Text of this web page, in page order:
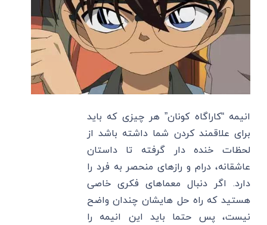
انیمه “کاراگاه کونان” هر چیزی که باید
برای علاقمند کردن شما داشته باشد از
لحظات خنده دار گرفته تا داستان
عاشقانه، درام و رازهای منحصر به فرد را
دارد. اگر دنبال معماهای فکری خاصی
هستید که راه حل هایشان چندان واضح
نیست، پس حتما باید این انیمه را